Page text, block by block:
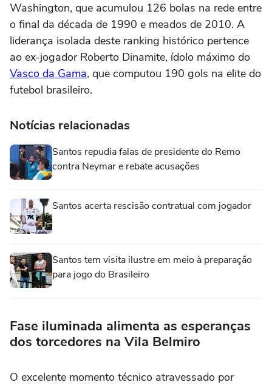
Washington, que acumulou 126 bolas na rede entre
o final da década de 1990 e meados de 2010. A
liderança isolada deste ranking histórico pertence
ao ex-jogador Roberto Dinamite, ídolo máximo do
Vasco da Gama, que computou 190 gols na elite do
futebol brasileiro.
Notícias relacionadas
Santos repudia falas de presidente do Remo
contra Neymar e rebate acusações
Santos acerta rescisão contratual com jogador
Santos tem visita ilustre em meio à preparação
para jogo do Brasileiro
Fase iluminada alimenta as esperanças
dos torcedores na Vila Belmiro
O excelente momento técnico atravessado por